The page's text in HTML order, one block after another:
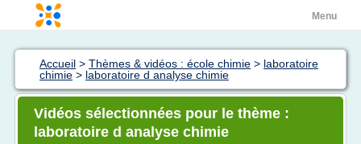
Menu
Accueil > Thèmes & vidéos : école chimie > laboratoire
chimie > laboratoire d analyse chimie
Vidéos sélectionnées pour le thème :
laboratoire d analyse chimie